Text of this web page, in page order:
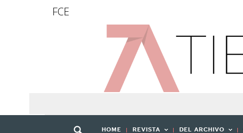
FCE
HOME REVISTA DEL ARCHIVO